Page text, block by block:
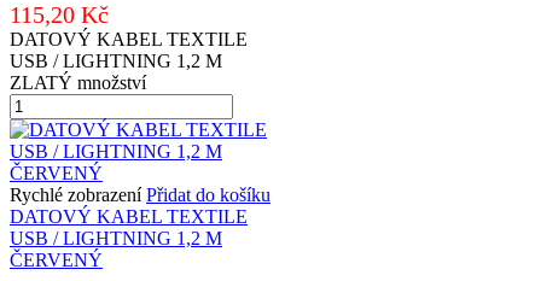
115,20 Kč
DATOVÝ KABEL TEXTILE
USB / LIGHTNING 1,2 M
ZLATÝ množství
Rychlé zobrazení Přidat do košíku
DATOVÝ KABEL TEXTILE
USB / LIGHTNING 1,2 M
ČERVENÝ